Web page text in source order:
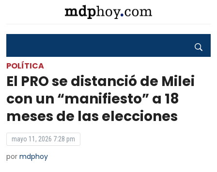
POLÍTICA
El PRO se distanció de Milei
con un “manifiesto” a 18
meses de las elecciones
mayo 11, 2026 7:28 pm
pormdphoy